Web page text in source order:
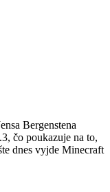
Bergenstena
čo poukazuje na to,
dnes vyjde Minecraft